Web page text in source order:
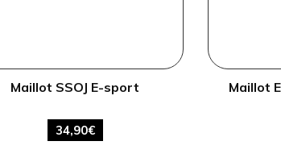
Maillot SSOJ E-sport
34,90€
Maillot